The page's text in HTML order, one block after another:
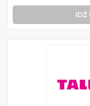
IDŹ